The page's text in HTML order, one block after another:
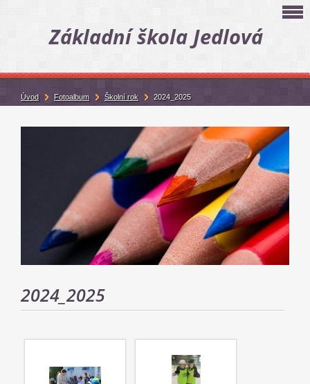
Základní škola Jedlová
2024_2025
Úvod Fotoalbum Školní rok 2024_2025